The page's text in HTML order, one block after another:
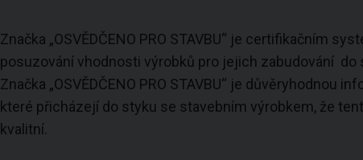
Značka „OSVĚDČENO PRO STAVBU“ je certifikačním
posuzování vhodnosti výrobků pro jejich zabudování do
Značka „OSVĚDČENO PRO STAVBU“ je důvěryhodnou
které přicházejí do styku se stavebním výrobkem, že
kvalitní.